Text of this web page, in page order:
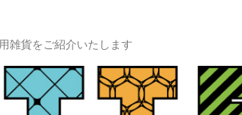
雑貨をご紹介いたします